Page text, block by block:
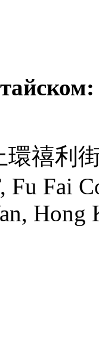
環禧利
Fu Fai
Hong